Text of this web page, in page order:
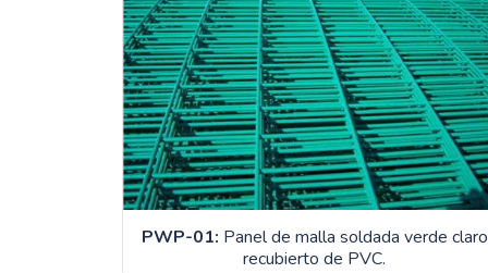
PWP-01: Panel de malla soldada verde claro
recubierto de PVC.